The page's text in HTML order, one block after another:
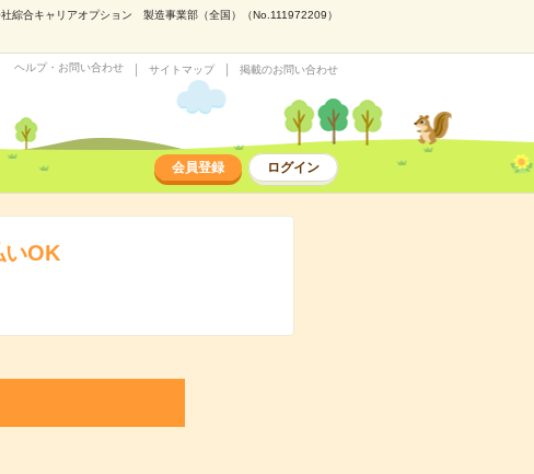
綜合キャリアオプション 製造事業部（全国）（No.111972209）
ヘルプ・お問い合わせ サイトマップ 掲載のお問い合わせ
会員登録 ログイン
いOK